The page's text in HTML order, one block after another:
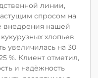
линии,
спросом на
внедрения нашей
хлопьев
увеличилась на 30
%. Клиент отметил,
и надёжность